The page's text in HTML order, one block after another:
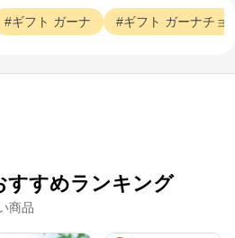
ギフト ガーナ ギフト ガーナチョ
すすめランキング
商品